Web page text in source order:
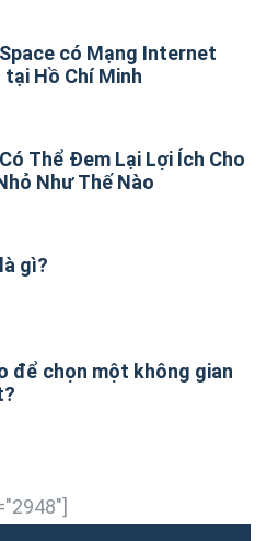
có Mạng Internet
Hồ Chí Minh
Thể Đem Lại Lợi Ích Cho
Như Thế Nào
gì?
để chọn một không gian